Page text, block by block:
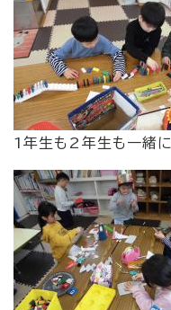
1年生も2年生も一緒